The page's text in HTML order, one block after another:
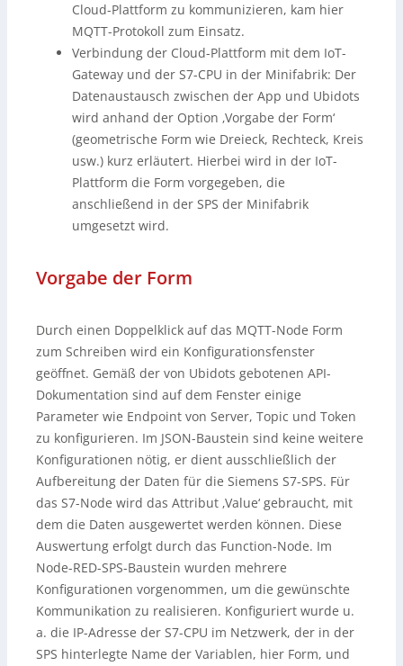
Cloud-Plattform zu kommunizieren, kam hier
MQTT-Protokoll zum Einsatz.
Verbindung der Cloud-Plattform mit dem IoT-
Gateway und der S7-CPU in der Minifabrik: Der
Datenaustausch zwischen der App und Ubidots
wird anhand der Option ‚Vorgabe der Form‘
(geometrische Form wie Dreieck, Rechteck, Kreis
usw.) kurz erläutert. Hierbei wird in der IoT-
Plattform die Form vorgegeben, die
anschließend in der SPS der Minifabrik
umgesetzt wird.
Vorgabe der Form
Durch einen Doppelklick auf das MQTT-Node Form
zum Schreiben wird ein Konfigurationsfenster
geöffnet. Gemäß der von Ubidots gebotenen API-
Dokumentation sind auf dem Fenster einige
Parameter wie Endpoint von Server, Topic und Token
zu konfigurieren. Im JSON-Baustein sind keine weitere
Konfigurationen nötig, er dient ausschließlich der
Aufbereitung der Daten für die Siemens S7-SPS. Für
das S7-Node wird das Attribut ‚Value‘ gebraucht, mit
dem die Daten ausgewertet werden können. Diese
Auswertung erfolgt durch das Function-Node. Im
Node-RED-SPS-Baustein wurden mehrere
Konfigurationen vorgenommen, um die gewünschte
Kommunikation zu realisieren. Konfiguriert wurde u.
a. die IP-Adresse der S7-CPU im Netzwerk, der in der
SPS hinterlegte Name der Variablen, hier Form, und